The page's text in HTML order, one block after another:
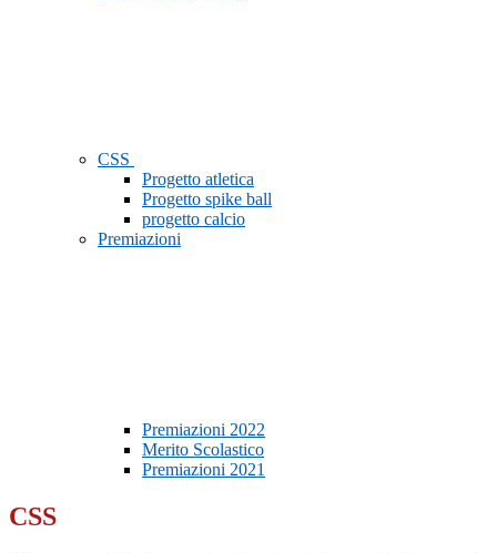
CSS
Progetto atletica
Progetto spike ball
progetto calcio
Premiazioni
Premiazioni 2022
Merito Scolastico
Premiazioni 2021
CSS